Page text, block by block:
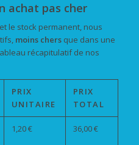
achat pas cher
le stock permanent, nous
moins chersque dans une
récapitulatif de nos
PRIX
UNITAIRE
PRIX
TOTAL
1,20 € 36,00 €